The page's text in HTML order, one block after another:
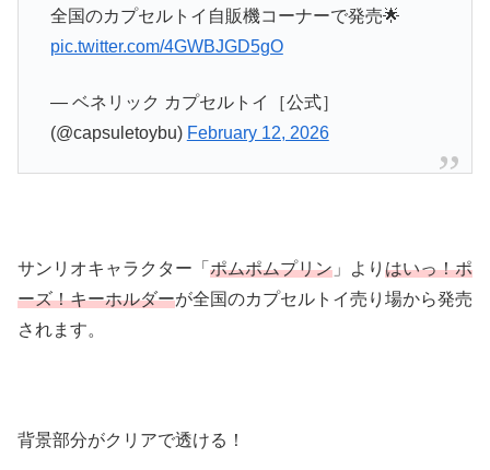
全国のカプセルトイ自販機コーナーで発売🌟
pic.twitter.com/4GWBJGD5gO
— ベネリック カプセルトイ［公式］
(@capsuletoybu) February 12, 2026
サンリオキャラクター「 ポムポムプリン 」より はいっ！ポ
ーズ！キーホルダーが全国のカプセルトイ売り場から発売
されます。
背景部分がクリアで透ける！